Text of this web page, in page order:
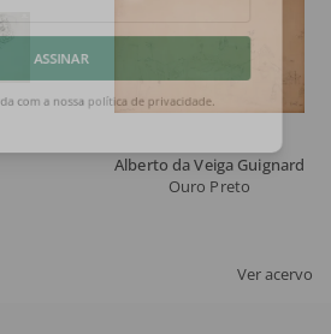
Alberto da Veiga Guignard
Ouro Preto
Ver acervo
ASSINAR